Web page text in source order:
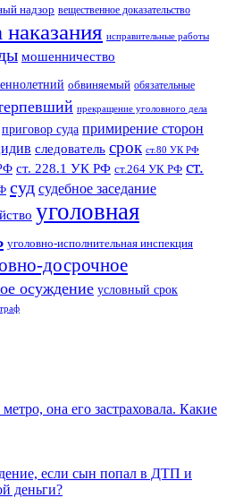
надзор вещественное доказательство
наказания исправительные работы
мошенничество
обвиняемый обязательные
прекращение уголовного дела
приговор суда примирение сторон
следователь срок ст.80 УК РФ
ст. 228.1 УК РФ ст.264 УК РФ ст.
суд судебное заседание
уголовная
уголовно-исполнительная инспекция
досрочное
осуждение условный срок
она его застраховала. Какие
если сын попал в ДТП и
деньги?